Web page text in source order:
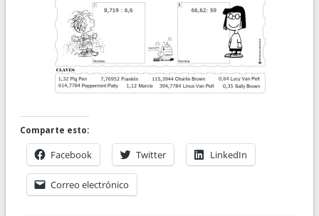
Comparte esto:
Facebook Twitter LinkedIn
Correo electrónico